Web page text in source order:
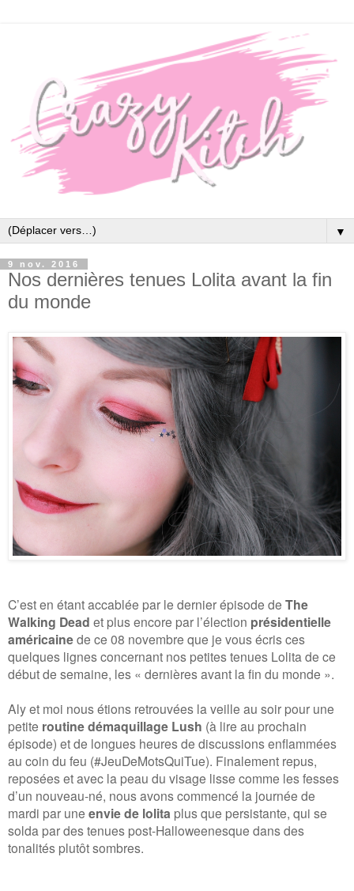
▼
9 nov. 2016
Nos dernières tenues Lolita avant la fin
du monde
C’est en étant accablée par le dernier épisode de The
Walking Dead et plus encore par l’élection présidentielle
américainede ce 08 novembre que je vous écris ces
quelques lignes concernant nos petites tenues Lolita de ce
début de semaine, les « dernières avant la fin du monde ».
Aly et moi nous étions retrouvées la veille au soir pour une
petite routine démaquillage Lush (à lire au prochain
épisode) et de longues heures de discussions enflammées
au coin du feu (#JeuDeMotsQuiTue). Finalement repus,
reposées et avec la peau du visage lisse comme les fesses
d’un nouveau-né, nous avons commencé la journée de
mardi par une envie de lolita plus que persistante, qui se
solda par des tenues post-Halloweenesque dans des
tonalités plutôt sombres.